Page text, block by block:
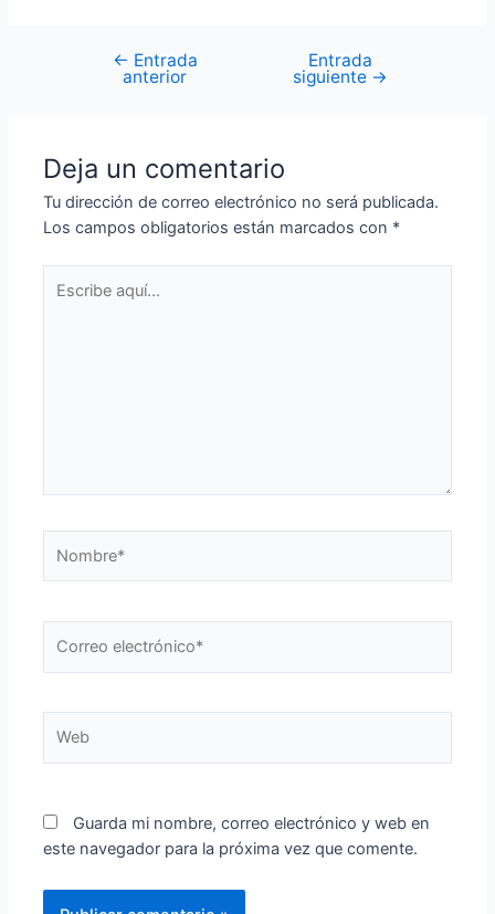
Navegación
← Entrada
anterior
Entrada
siguiente →
Deja un comentario
Tu dirección de correo electrónico no será publicada.
Los campos obligatorios están marcados con *
aquí...
electrónico*
Guarda mi nombre, correo electrónico y web en
este navegador para la próxima vez que comente.